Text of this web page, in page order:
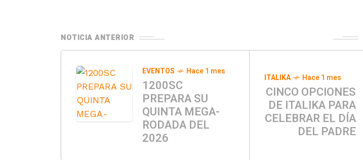
NOTICIA ANTERIOR
EVENTOS Hace 1 mes
1200SC
PREPARA SU
QUINTA MEGA-
RODADA DEL
2026
ITALIKA Hace 1 mes
CINCO OPCIONES
DE ITALIKA PARA
CELEBRAR EL DÍA
DEL PADRE